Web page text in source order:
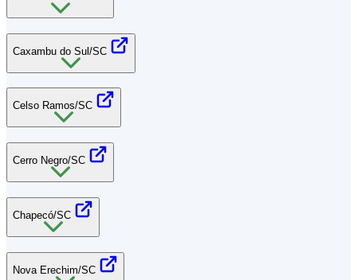
Caxambu do Sul/SC
Celso Ramos/SC
Cerro Negro/SC
Chapecó/SC
Nova Erechim/SC